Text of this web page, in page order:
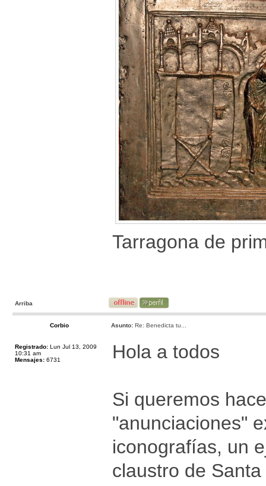
Tarragona de
Arriba
Corbio Asunto: Re: Benedicta tu...
Registrado: Lun Jul 13, 2009
10:31 am
Mensajes: 6731 Hola a todos
Si queremos
"anunciaciones"
iconografías, un
claustro de